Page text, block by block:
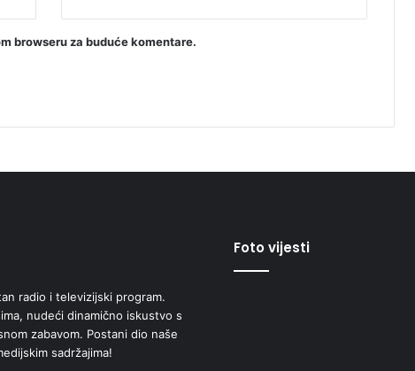
browseru za buduće komentare.
radio i televizijski program.
nudeći dinamično iskustvo s
zabavom. Postani dio naše
sadržajima!
Foto vijesti